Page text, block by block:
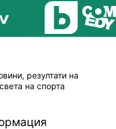
резултати на
на спорта